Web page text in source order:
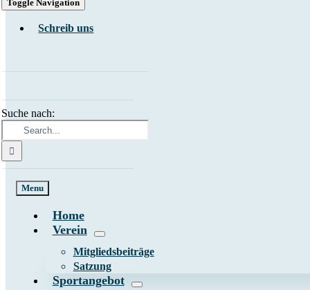
Toggle Navigation
Schreib uns
Suche nach:
Menu
Home
Verein
Mitgliedsbeiträge
Satzung
Sportangebot